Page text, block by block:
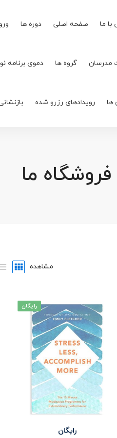
ما صفحه اصلی دوره ها
مدرسان گروه ها دموی برنامه
ها رویدادهای رزرو شده
فروشگاه ما
مشاهده
رایگان
رایگان